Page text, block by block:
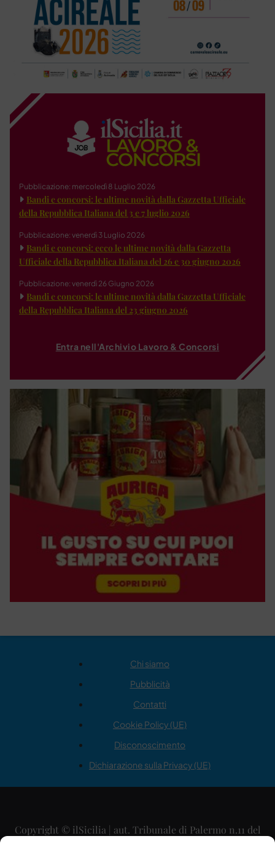
Pubblicazione: mercoledì 8 Luglio 2026
Bandi e concorsi: le ultime novità dalla Gazzetta Ufficiale
della Repubblica Italiana del 3 e 7 luglio 2026
Pubblicazione: venerdì 3 Luglio 2026
Bandi e concorsi: ecco le ultime novità dalla Gazzetta
Ufficiale della Repubblica Italiana del 26 e 30 giugno 2026
Pubblicazione: venerdì 26 Giugno 2026
Bandi e concorsi: le ultime novità dalla Gazzetta Ufficiale
della Repubblica Italiana del 23 giugno 2026
Entra nell'Archivio Lavoro & Concorsi
Chi siamo
Pubblicità
Contatti
Cookie Policy (UE)
Disconoscimento
Dichiarazione sulla Privacy (UE)
Copyright © ilSicilia | aut. Tribunale di Palermo n.11 del